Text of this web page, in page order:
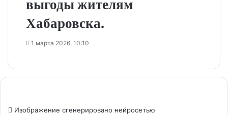
выгоды жителям
Хабаровска.
1 марта 2026, 10:10
Изображение сгенерировано нейросетью